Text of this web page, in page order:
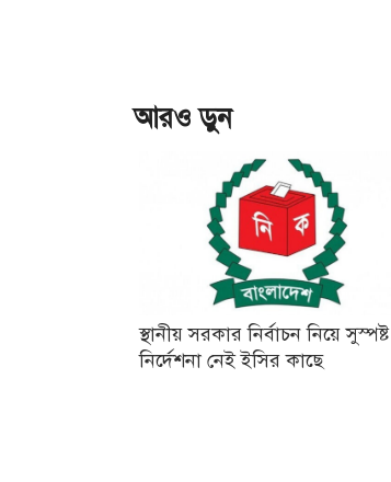
আরও ড়ুন
স্থানীয় সরকার নির্বাচন নিয়ে সুস্পষ্ট
নির্দেশনা নেই ইসির কাছে